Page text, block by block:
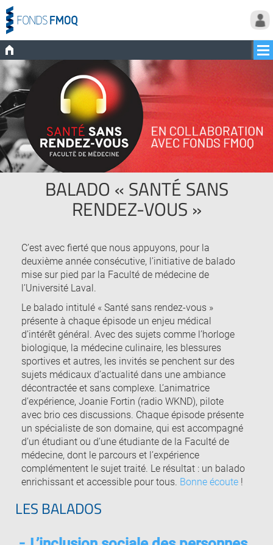
BALADO « SANTÉ SANS
RENDEZ-VOUS »
C’est avec fierté que nous appuyons, pour la
deuxième année consécutive, l’initiative de balado
mise sur pied par la Faculté de médecine de
l’Université Laval.
Le balado intitulé « Santé sans rendez-vous »
présente à chaque épisode un enjeu médical
d’intérêt général. Avec des sujets comme l’horloge
biologique, la médecine culinaire, les blessures
sportives et autres, les invités se penchent sur des
sujets médicaux d’actualité dans une ambiance
décontractée et sans complexe. L’animatrice
d’expérience, Joanie Fortin (radio WKND), pilote
avec brio ces discussions. Chaque épisode présente
un spécialiste de son domaine, qui est accompagné
d’un étudiant ou d’une étudiante de la Faculté de
médecine, dont le parcours et l’expérience
complémentent le sujet traité. Le résultat : un balado
enrichissant et accessible pour tous. Bonne écoute !
LES BALADOS